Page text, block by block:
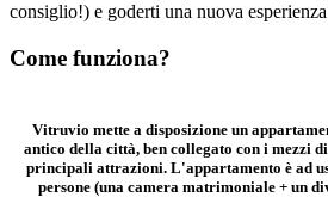
consiglio!) e goderti una nuova
Come funziona?
Vitruvio mette a disposizione un
antico della città, ben collegato con i mezzi
principali attrazioni. L'appartamento è ad
persone (una camera matrimoniale + un